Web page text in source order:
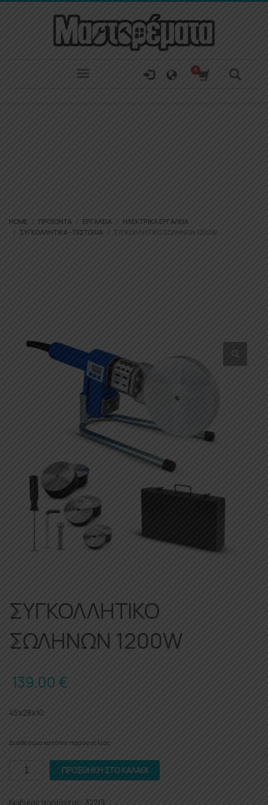
HOME ΠΡΟΪΌΝΤΑ ΕΡΓΑΛΕΊΑ
ΗΛΕΚΤΡΙΚΆ ΕΡΓΑΛΕΊΑ
ΣΥΓΚΟΛΛΗΤΙΚΆ - ΠΙΣΤΌΛΙΑ
ΣΥΓΚΟΛΛΗΤΙΚΟ ΣΩΛΗΝΩΝ 1200W
ΣΥΓΚΟΛΛΗΤΙΚΟ
ΣΩΛΗΝΩΝ 1200W
139.00 €
45x28x10
Διαθέσιμο κατόπιν παραγγελίας
ΣΥΓΚΟΛΛΗΤΙΚΟΠΡΟΣΘΉΚΗ ΣΤΟ ΚΑΛΆΘΙ
Κωδικός προϊόντος: 32213